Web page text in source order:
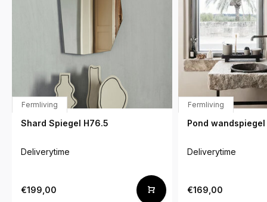
Fermliving
Shard Spiegel H76.5
Deliverytime
€199,00
Fermliving
Pond wandspiegel
Deliverytime
€169,00